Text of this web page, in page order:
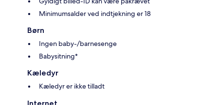
Minimumsalder ved indtjekning er 18
Børn
Ingen baby-/barnesenge
Babysitning*
Kæledyr
Kæledyr er ikke tilladt